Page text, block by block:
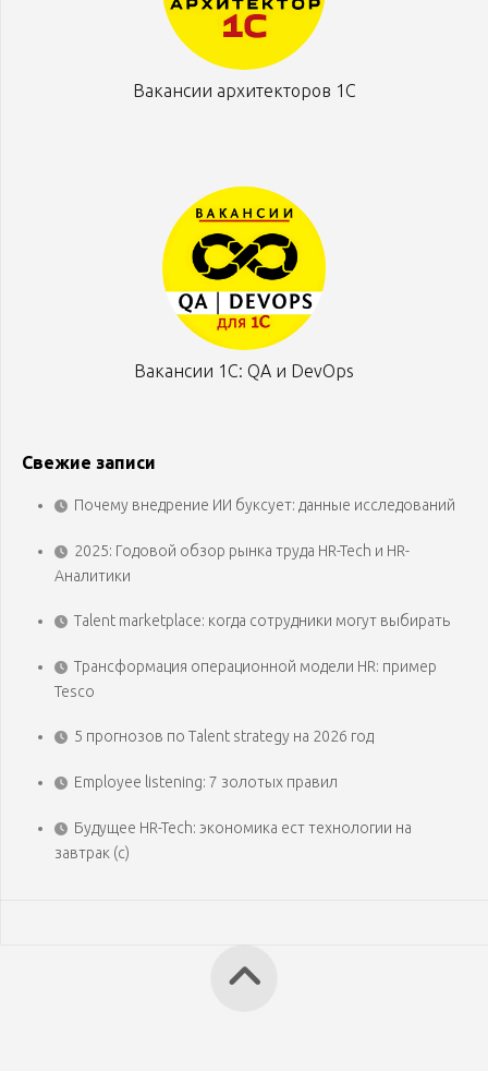
Вакансии архитекторов 1С
Вакансии 1С: QA и DevOps
Свежие записи
Почему внедрение ИИ буксует: данные исследований
2025: Годовой обзор рынка труда HR-Tech и HR-
Аналитики
Talent marketplace: когда сотрудники могут выбирать
Трансформация операционной модели HR: пример
Tesco
5 прогнозов по Talent strategy на 2026 год
Employee listening: 7 золотых правил
Будущее HR-Tech: экономика ест технологии на
завтрак (с)